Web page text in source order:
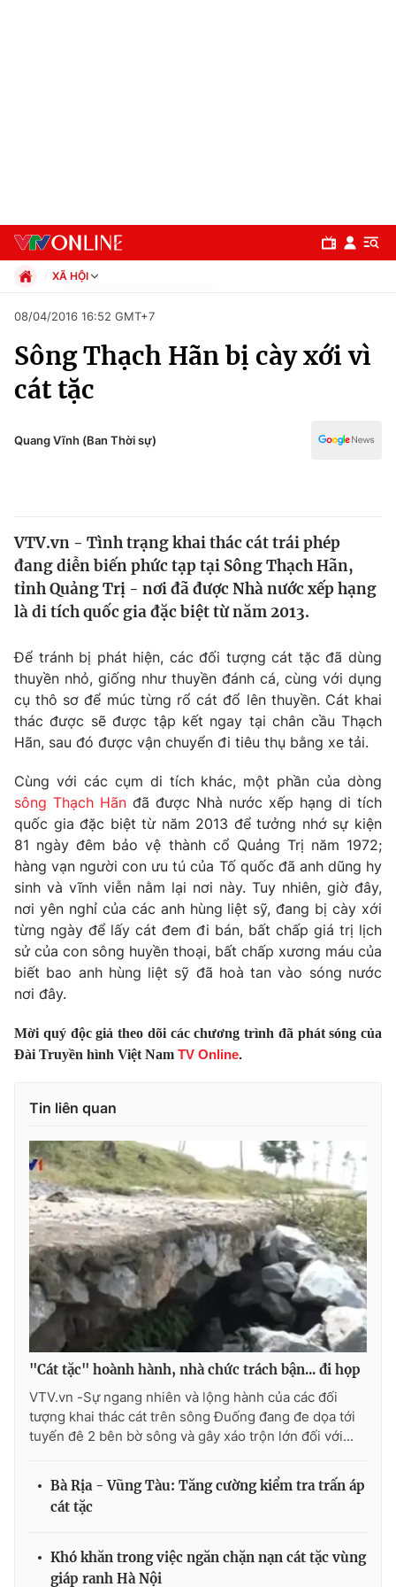
Chuyên mục
Chính trị
Xã hội
Y tế
Thế giới
Thế giới đó đây
Câu chuyện quốc tế
Kinh tế
Tài chính
Thị trường
Dữ liệu và đời sống
Phim VTV
Hậu trường
Nhân vật
Khán giả
Giải sao mai
Giải trí
Điện ảnh
Âm nhạc
Sao
Đời sống
Du lịch
Làm đẹp
Chất lượng cuộc sống
Giáo dục
Tuyển sinh
Học trực tuyến
Công nghệ
Hitech Công nghệ tương lai
Sản phẩm
Tư vấn
Emagazine Podcast
Photo Infographic
Video Shorts video
VTV Money VTV Thể thao
VTV Sức khoẻ Bất động sản
Thị trường 24h Tấm lòng Việt
VTV4 Vươn mình bằng AI
Liên hệ tòa soạn
XÃ HỘI
Xã hội
Pháp luật
Kinh tế
Thể thao
Văn hóa - Giải trí
Giáo dục
08/04/2016 16:52 GMT+7
Sông Thạch Hãn bị cày xới vì
cát tặc
Quang Vĩnh (Ban Thời sự)
VTV.vn - Tình trạng khai thác cát trái phép
đang diễn biến phức tạp tại Sông Thạch Hãn,
tỉnh Quảng Trị - nơi đã được Nhà nước xếp hạng
là di tích quốc gia đặc biệt từ năm 2013.
Để tránh bị phát hiện, các đối tượng cát tặc đã dùng
thuyền nhỏ, giống như thuyền đánh cá, cùng với dụng
cụ thô sơ để múc từng rổ cát đổ lên thuyền. Cát khai
thác được sẽ được tập kết ngay tại chân cầu Thạch
Hãn, sau đó được vận chuyển đi tiêu thụ bằng xe tải.
Cùng với các cụm di tích khác, một phần của dòng
sông Thạch Hãn đã được Nhà nước xếp hạng di tích
quốc gia đặc biệt từ năm 2013 để tưởng nhớ sự kiện
81 ngày đêm bảo vệ thành cổ Quảng Trị năm 1972;
hàng vạn người con ưu tú của Tố quốc đã anh dũng hy
sinh và vĩnh viễn nằm lại nơi này. Tuy nhiên, giờ đây,
nơi yên nghỉ của các anh hùng liệt sỹ, đang bị cày xới
từng ngày để lấy cát đem đi bán, bất chấp giá trị lịch
sử của con sông huyền thoại, bất chấp xương máu của
biết bao anh hùng liệt sỹ đã hoà tan vào sóng nước
nơi đây.
Mời quý độc giả theo dõi các chương trình đã phát sóng của
Đài Truyền hình Việt Nam TV Online.
Tin liên quan
"Cát tặc" hoành hành, nhà chức trách bận... đi họp
VTV.vn -Sự ngang nhiên và lộng hành của các đối
tượng khai thác cát trên sông Đuống đang đe dọa tới
tuyến đê 2 bên bờ sông và gây xáo trộn lớn đối với...
Bà Rịa - Vũng Tàu: Tăng cường kiểm tra trấn áp
cát tặc
Khó khăn trong việc ngăn chặn nạn cát tặc vùng
giáp ranh Hà Nội